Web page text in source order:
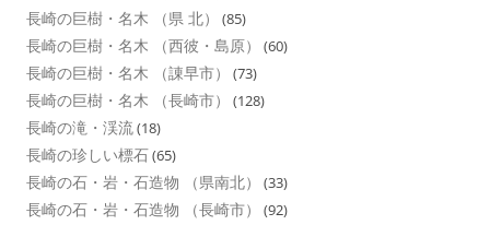
長崎の巨樹・名木 （県 北） (85)
長崎の巨樹・名木 （西彼・島原） (60)
長崎の巨樹・名木 （諌早市） (73)
長崎の巨樹・名木 （長崎市） (128)
長崎の滝・渓流(18)
長崎の珍しい標石(65)
長崎の石・岩・石造物 （県南北） (33)
長崎の石・岩・石造物 （長崎市） (92)